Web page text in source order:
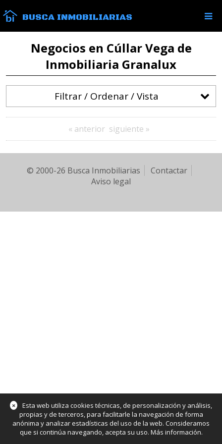
BUSCA INMOBILIARIAS
Negocios en Cúllar Vega de
Inmobiliaria Granalux
Filtrar / Ordenar / Vista
« anterior siguiente »
© 2000-26 Busca Inmobiliarias
Contactar
Aviso legal
×
Esta web utiliza cookies técnicas, de personalización y análisis,
propias y de terceros, para facilitarle la navegación de forma
anónima y analizar estadísticas del uso de la web. Consideramos
que si continúa navegando, acepta su uso. Más información.